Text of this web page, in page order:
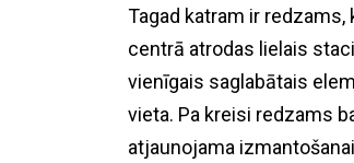
Tagad katram ir
centrā atrodas lielais
vienīgais saglabātais
vieta. Pa kreisi redzams
atjaunojama